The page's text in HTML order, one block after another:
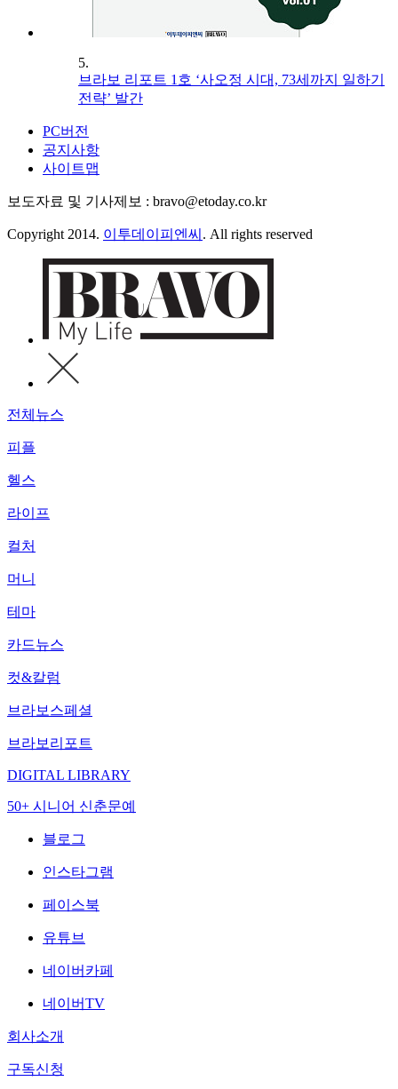
5.
브라보 리포트 1호 ‘사오정 시대, 73세까지 일하기
전략’ 발간
PC버전
공지사항
사이트맵
보도자료 및 기사제보 : bravo@etoday.co.kr
Copyright 2014. 이투데이피엔씨 . All rights reserved
전체뉴스
피플
헬스
라이프
컬처
머니
테마
카드뉴스
컷&칼럼
브라보스페셜
브라보리포트
DIGITAL LIBRARY
50+ 시니어 신춘문예
블로그
인스타그램
페이스북
유튜브
네이버카페
네이버TV
회사소개
구독신청